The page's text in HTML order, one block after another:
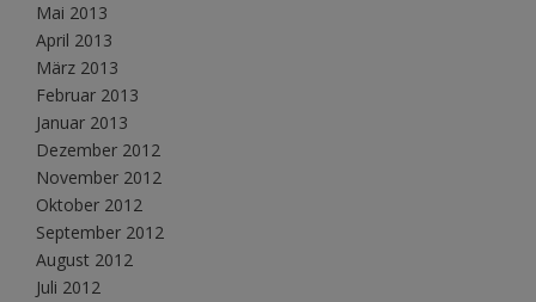
Mai 2013
April 2013
März 2013
Februar 2013
Januar 2013
Dezember 2012
November 2012
Oktober 2012
September 2012
August 2012
Juli 2012